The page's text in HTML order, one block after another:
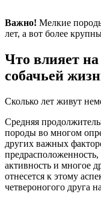
Важно! Мелкие
лет, а вот более
Что влияет
собачьей
Сколько лет живут
Средняя
породы во многом
других важных
активность и многое
отнесется к этому
четвероногого друга